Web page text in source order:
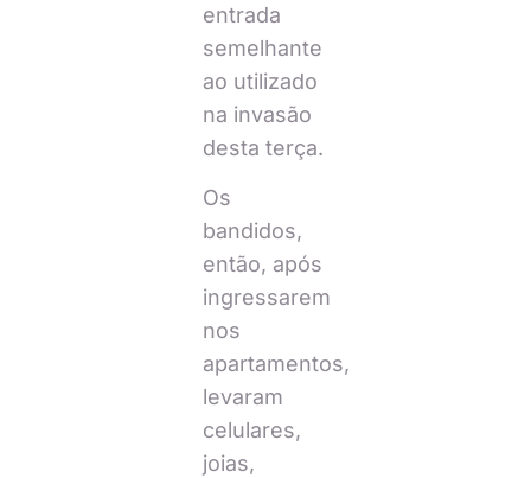
entrada
semelhante
ao utilizado
na invasão
desta terça.
Os
bandidos,
então, após
ingressarem
nos
apartamentos,
levaram
celulares,
joias,